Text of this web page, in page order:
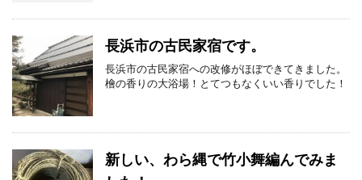
長浜市の古民家宿です。
長浜市の古民家宿への改修がほぼできてきました。
檜の香りの大浴場！とてつもなくいい香りでした！
新しい、わら縄で竹小舞編んでみま